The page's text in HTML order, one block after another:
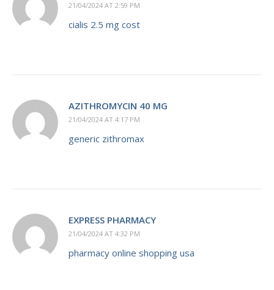
21/04/2024 AT 2:59 PM
cialis 2.5 mg cost
AZITHROMYCIN 40 MG
21/04/2024 AT 4:17 PM
generic zithromax
EXPRESS PHARMACY
21/04/2024 AT 4:32 PM
pharmacy online shopping usa